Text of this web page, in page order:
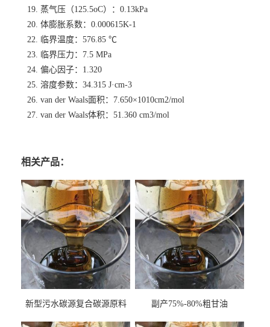
19. 蒸气压（125.5oC）：0.13kPa
20. 体膨胀系数：0.000615K-1
22. 临界温度：576.85 ℃
23. 临界压力：7.5 MPa
24. 偏心因子：1.320
25. 溶度参数：34.315 J·cm-3
26. van der Waals面积：7.650×1010cm2/mol
27. van der Waals体积：51.360 cm3/mol
相关产品：
新型污水碳源复合碳源原料
副产75%-80%粗甘油